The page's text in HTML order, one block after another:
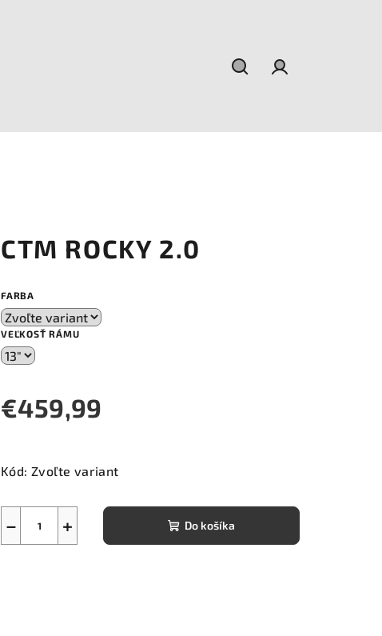
CTM ROCKY 2.0
FARBA
VEĽKOSŤ RÁMU
€459,99
cena:
Kód: Zvoľte variant
+
− Do košíka